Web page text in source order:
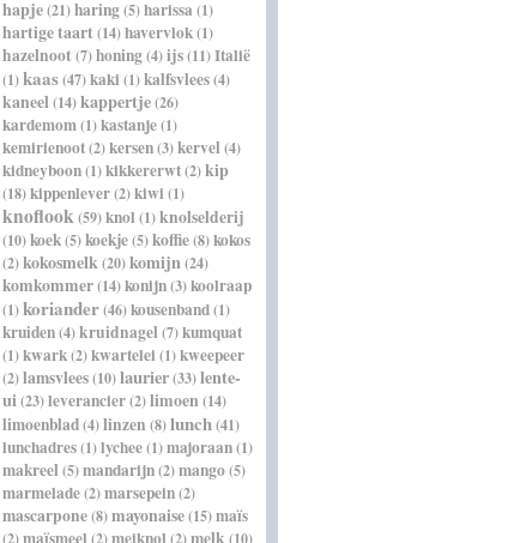
hapje(21)haring(5)harissa (1)
hartige taart(14)havervlok(1)
hazelnoot (7)honing(4)ijs(11)Italië
(1)kaas(47)kaki (1)kalfsvlees(4)
kaneel (14)kappertje(26)
kardemom(1)kastanje(1)
kemirienoot(2)kersen(3)kervel (4)
kidneyboon(1)kikkererwt(2)kip
(18)kippenlever(2)kiwi (1)
knoflook (59)knol (1)knolselderij
(10)koek(5)koekje(5)koffie(8)kokos
(2)kokosmelk(20)komijn(24)
komkommer(14)konijn(3)koolraap
(1)koriander(46)kousenband(1)
kruiden(4)kruidnagel (7)kumquat
(1)kwark(2)kwartelei (1)kweepeer
(2)lamsvlees(10)laurier(33)lente-
ui(23)leverancier(2)limoen (14)
limoenblad(4)linzen (8)lunch(41)
lunchadres(1)lychee(1)majoraan(1)
makreel (5)mandarijn(2)mango(5)
marmelade(2)marsepein(2)
mascarpone(8)mayonaise(15)maïs
(2)maïsmeel (2)meiknol (2)melk (10)